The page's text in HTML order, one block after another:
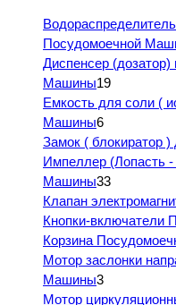
Посудомоечной
Диспенсер
Машины19
Емкость для соли (
Машины6
Замок ( блокиратор
Импеллер (Лопасть
Машины33
Клапан
Кнопки-включатели
Корзина
Мотор заслонки
Машины3
Мотор